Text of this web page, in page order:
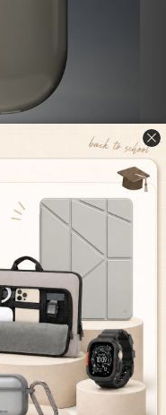
質感 -